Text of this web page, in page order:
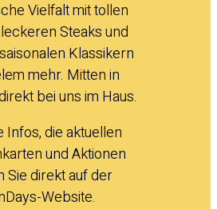
Vielfalt mit tollen
Steaks und
Klassikern
mehr. Mitten in
bei uns im Haus.
Infos, die aktuellen
und Aktionen
Sie direkt auf der
Website.